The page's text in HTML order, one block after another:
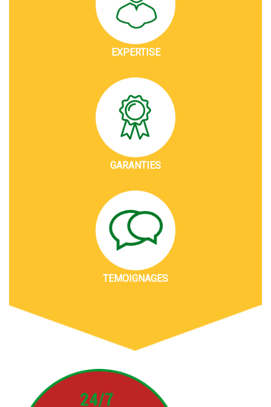
EXPERTISE
GARANTIES
TEMOIGNAGES